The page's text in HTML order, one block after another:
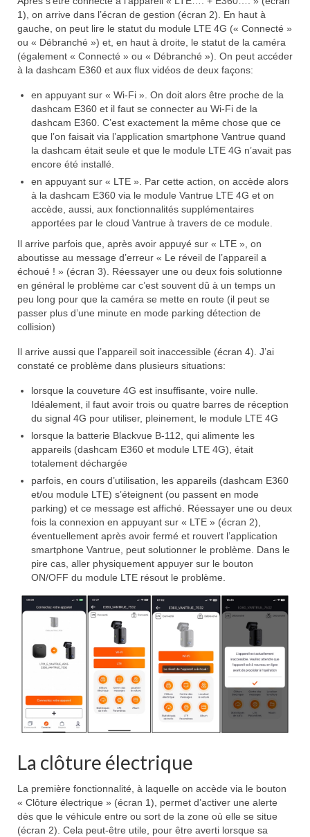
1), on arrive dans l’écran de gestion (écran 2). En haut à
gauche, on peut lire le statut du module LTE 4G (« Connecté »
ou « Débranché ») et, en haut à droite, le statut de la caméra
(également « Connecté » ou « Débranché »). On peut accéder
à la dashcam E360 et aux flux vidéos de deux façons:
en appuyant sur « Wi-Fi ». On doit alors être proche de la
dashcam E360 et il faut se connecter au Wi-Fi de la
dashcam E360. C’est exactement la même chose que ce
que l’on faisait via l’application smartphone Vantrue quand
la dashcam était seule et que le module LTE 4G n’avait pas
encore été installé.
en appuyant sur « LTE ». Par cette action, on accède alors
à la dashcam E360 via le module Vantrue LTE 4G et on
accède, aussi, aux fonctionnalités supplémentaires
apportées par le cloud Vantrue à travers de ce module.
Il arrive parfois que, après avoir appuyé sur « LTE », on
aboutisse au message d’erreur « Le réveil de l’appareil a
échoué ! » (écran 3). Réessayer une ou deux fois solutionne
en général le problème car c’est souvent dû à un temps un
peu long pour que la caméra se mette en route (il peut se
passer plus d’une minute en mode parking détection de
collision)
Il arrive aussi que l’appareil soit inaccessible (écran 4). J’ai
constaté ce problème dans plusieurs situations:
lorsque la couveture 4G est insuffisante, voire nulle.
Idéalement, il faut avoir trois ou quatre barres de réception
du signal 4G pour utiliser, pleinement, le module LTE 4G
lorsque la batterie Blackvue B-112, qui alimente les
appareils (dashcam E360 et module LTE 4G), était
totalement déchargée
parfois, en cours d’utilisation, les appareils (dashcam E360
et/ou module LTE) s’éteignent (ou passent en mode
parking) et ce message est affiché. Réessayer une ou deux
fois la connexion en appuyant sur « LTE » (écran 2),
éventuellement après avoir fermé et rouvert l’application
smartphone Vantrue, peut solutionner le problème. Dans le
pire cas, aller physiquement appuyer sur le bouton
ON/OFF du module LTE résout le problème.
La clôture électrique
La première fonctionnalité, à laquelle on accède via le bouton
« Clôture électrique » (écran 1), permet d’activer une alerte
dès que le véhicule entre ou sort de la zone où elle se situe
(écran 2). Cela peut-être utile, pour être averti lorsque sa